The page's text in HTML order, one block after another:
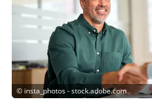
© insta_photos - stock.adobe.com